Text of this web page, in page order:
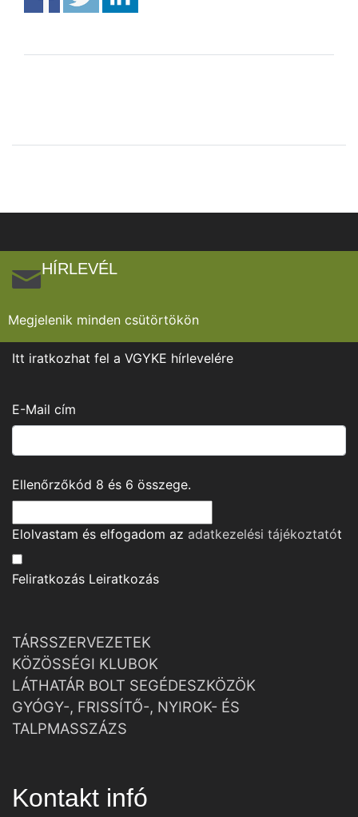
HÍRLEVÉL
Megjelenik minden csütörtökön
Itt iratkozhat fel a VGYKE hírlevelére
E-Mail cím
Ellenőrzőkód 8 és 6 összege.
Elolvastam és elfogadom az adatkezelési tájékoztatót
Feliratkozás Leiratkozás
TÁRSSZERVEZETEK
KÖZÖSSÉGI KLUBOK
LÁTHATÁR BOLT SEGÉDESZKÖZÖK
GYÓGY-, FRISSÍTŐ-, NYIROK- ÉS
TALPMASSZÁZS
Kontakt infó